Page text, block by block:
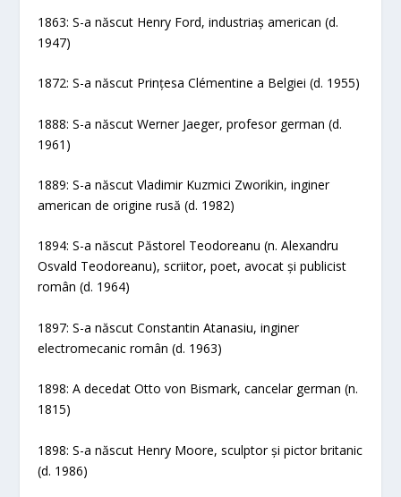
1863: S-a născut Henry Ford, industriaș american (d.
1947)
1872: S-a născut Prințesa Clémentine a Belgiei (d. 1955)
1888: S-a născut Werner Jaeger, profesor german (d.
1961)
1889: S-a născut Vladimir Kuzmici Zworikin, inginer
american de origine rusă (d. 1982)
1894: S-a născut Păstorel Teodoreanu (n. Alexandru
Osvald Teodoreanu), scriitor, poet, avocat și publicist
român (d. 1964)
1897: S-a născut Constantin Atanasiu, inginer
electromecanic român (d. 1963)
1898: A decedat Otto von Bismark, cancelar german (n.
1815)
1898: S-a născut Henry Moore, sculptor și pictor britanic
(d. 1986)